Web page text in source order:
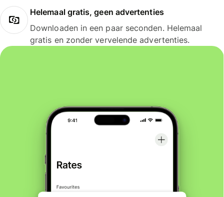
Helemaal gratis, geen advertenties
Downloaden in een paar seconden. Helemaal
gratis en zonder vervelende advertenties.